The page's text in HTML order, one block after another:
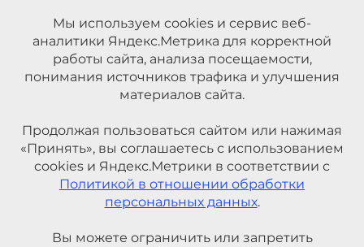
Мы используем cookies и сервис веб-
аналитики Яндекс.Метрика для корректной
работы сайта, анализа посещаемости,
понимания источников трафика и улучшения
материалов сайта.
Продолжая пользоваться сайтом или нажимая
«Принять», вы соглашаетесь с использованием
cookies и Яндекс.Метрики в соответствии с
Политикой в отношении обработки
персональных данных.
Вы можете ограничить или запретить